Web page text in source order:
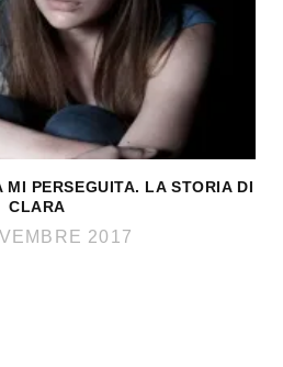
MI PERSEGUITA. LA STORIA DI
CLARA
2017